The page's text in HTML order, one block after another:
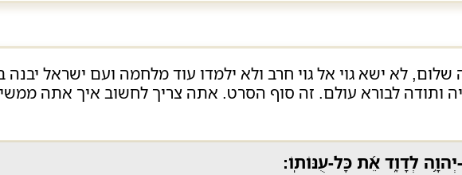
שלום, לא ישא גוי אל גוי חרב ולא ילמדו עוד מלחמה ועם ישראל יבנה
יה ותודה לבורא עולם. זה סוף הסרט. אתה צריך לחשוב איך אתה
יְהוָ֥ה לְדָוִ֑ד אֵ֝ת כָּל-עֻנּוֹתֽוֹ: